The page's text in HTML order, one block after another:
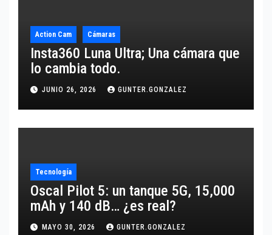
Action Cam Cámaras
Insta360 Luna Ultra; Una cámara que
lo cambia todo.
JUNIO 26, 2026 GUNTER.GONZALEZ
Tecnología
Oscal Pilot 5: un tanque 5G, 15,000
mAh y 140 dB… ¿es real?
MAYO 30, 2026 GUNTER.GONZALEZ